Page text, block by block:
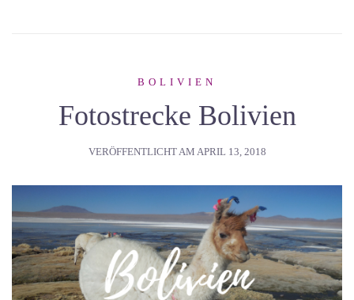
BOLIVIEN
Fotostrecke Bolivien
VERÖFFENTLICHT AM APRIL 13, 2018